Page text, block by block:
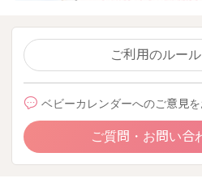
ご利用のルー
ベビーカレンダーへのご意見
ご質問・お問い合